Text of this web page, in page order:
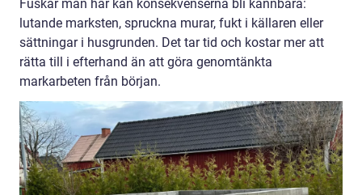
Fuskar man här kan konsekvenserna bli kännbara:
lutande marksten, spruckna murar, fukt i källaren eller
sättningar i husgrunden. Det tar tid och kostar mer att
rätta till i efterhand än att göra genomtänkta
markarbeten från början.